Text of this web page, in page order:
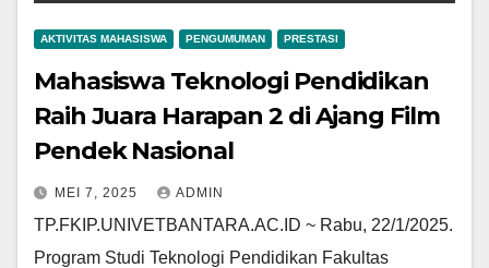
AKTIVITAS MAHASISWA PENGUMUMAN PRESTASI
Mahasiswa Teknologi Pendidikan
Raih Juara Harapan 2 di Ajang Film
Pendek Nasional
MEI 7, 2025 ADMIN
TP.FKIP.UNIVETBANTARA.AC.ID ~ Rabu, 22/1/2025.
Program Studi Teknologi Pendidikan Fakultas